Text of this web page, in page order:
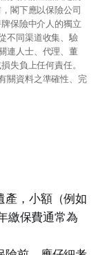
閣下應以保險公司
保險中介人的獨立
不同渠道收集、驗
連人士、代理、董
失負上任何責任。
關資料之準確性、完
產，小額（例如
繳保費通常為